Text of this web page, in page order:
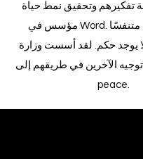
تفكيرهم وتحقيق نمط حياة
مؤسس في Word. كما تقدم تلك متنفسًا
يوجد حكم. لقد أسست وزارة
توجيه الآخرين في طريقهم إلى
peace.